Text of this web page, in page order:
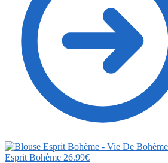
Esprit Bohème 26.99€